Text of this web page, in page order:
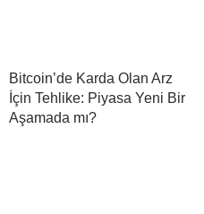
Bitcoin’de Karda Olan Arz
İçin Tehlike: Piyasa Yeni Bir
Aşamada mı?